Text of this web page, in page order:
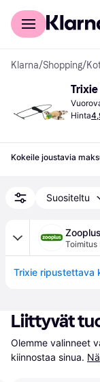
Kuluttajille
Klarna/Shopping/
Trixie
Hinta
Kokeile joustavia
Suositeltu
Zooplus
Toimitus
Trixie ripustettava
Liittyvät
Olemme valinneet
kiinnostaa sinua.